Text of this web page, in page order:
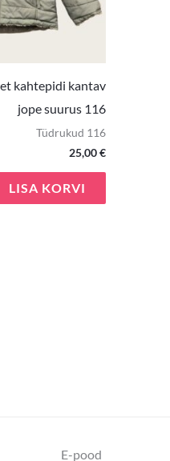
kahtepidi kantav
jope suurus 116
Tüdrukud 116
25,00€
LISA KORVI
E-pood